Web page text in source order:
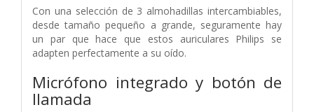
Con una selección de 3 almohadillas intercambiables,
desde tamaño pequeño a grande, seguramente hay
un par que hace que estos auriculares Philips se
adapten perfectamente a su oído.
Micrófono integrado y botón de
llamada